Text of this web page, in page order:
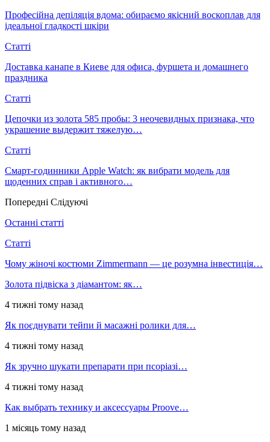
Професійна депіляція вдома: обираємо якісний воскоплав для
ідеальної гладкості шкіри
Статті
Доставка канапе в Киеве для офиса, фуршета и домашнего
праздника
Статті
Цепочки из золота 585 пробы: 3 неочевидных признака, что
украшение выдержит тяжелую…
Статті
Смарт-годинники Apple Watch: як вибрати модель для
щоденних справ і активного…
Попередні Слідуючі
Останні статті
Статті
Чому жіночі костюми Zimmermann — це розумна інвестиція…
Золота підвіска з діамантом: як…
4 тижні тому назад
Як поєднувати тейпи й масажні ролики для…
4 тижні тому назад
Як зручно шукати препарати при псоріазі…
4 тижні тому назад
Как выбрать технику и аксессуары Proove…
1 місяць тому назад